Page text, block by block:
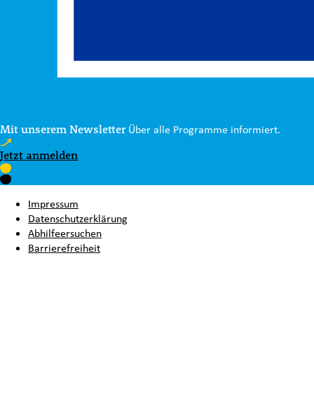
Mit unserem Newsletter Über alle Programme informiert.
Jetzt anmelden
Impressum
Datenschutzerklärung
Abhilfeersuchen
Barrierefreiheit